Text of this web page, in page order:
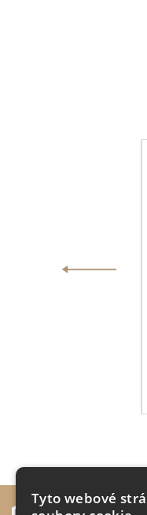
Tyto webové